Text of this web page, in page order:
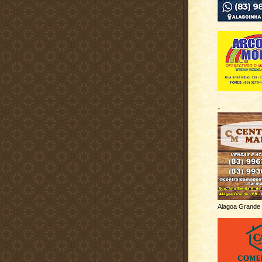
.
Alagoa Grande